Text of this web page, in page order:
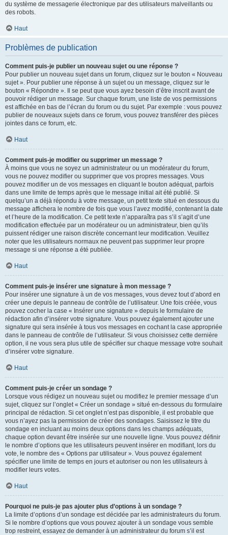
du système de messagerie électronique par des utilisateurs malveillants ou
des robots.
Haut
Problèmes de publication
Comment puis-je publier un nouveau sujet ou une réponse ?
Pour publier un nouveau sujet dans un forum, cliquez sur le bouton « Nouveau
sujet ». Pour publier une réponse à un sujet ou un message, cliquez sur le
bouton « Répondre ». Il se peut que vous ayez besoin d’être inscrit avant de
pouvoir rédiger un message. Sur chaque forum, une liste de vos permissions
est affichée en bas de l’écran du forum ou du sujet. Par exemple : vous pouvez
publier de nouveaux sujets dans ce forum, vous pouvez transférer des pièces
jointes dans ce forum, etc.
Haut
Comment puis-je modifier ou supprimer un message ?
À moins que vous ne soyez un administrateur ou un modérateur du forum,
vous ne pouvez modifier ou supprimer que vos propres messages. Vous
pouvez modifier un de vos messages en cliquant le bouton adéquat, parfois
dans une limite de temps après que le message initial ait été publié. Si
quelqu’un a déjà répondu à votre message, un petit texte situé en dessous du
message affichera le nombre de fois que vous l’avez modifié, contenant la date
et l’heure de la modification. Ce petit texte n’apparaîtra pas s’il s’agit d’une
modification effectuée par un modérateur ou un administrateur, bien qu’ils
puissent rédiger une raison discrète concernant leur modification. Veuillez
noter que les utilisateurs normaux ne peuvent pas supprimer leur propre
message si une réponse a été publiée.
Haut
Comment puis-je insérer une signature à mon message ?
Pour insérer une signature à un de vos messages, vous devez tout d’abord en
créer une depuis le panneau de contrôle de l’utilisateur. Une fois créée, vous
pouvez cocher la case « Insérer une signature » depuis le formulaire de
rédaction afin d’insérer votre signature. Vous pouvez également ajouter une
signature qui sera insérée à tous vos messages en cochant la case appropriée
dans le panneau de contrôle de l’utilisateur. Si vous choisissez cette dernière
option, il ne vous sera plus utile de spécifier sur chaque message votre souhait
d’insérer votre signature.
Haut
Comment puis-je créer un sondage ?
Lorsque vous rédigez un nouveau sujet ou modifiez le premier message d’un
sujet, cliquez sur l’onglet « Créer un sondage » situé en-dessous du formulaire
principal de rédaction. Si cet onglet n’est pas disponible, il est probable que
vous n’ayez pas la permission de créer des sondages. Saisissez le titre du
sondage en incluant au moins deux options dans les champs adéquats,
chaque option devant être insérée sur une nouvelle ligne. Vous pouvez définir
le nombre d’options que les utilisateurs peuvent insérer en modifiant, lors du
vote, le nombre des « Options par utilisateur ». Vous pouvez également
spécifier une limite de temps en jours et autoriser ou non les utilisateurs à
modifier leurs votes.
Haut
Pourquoi ne puis-je pas ajouter plus d’options à un sondage ?
La limite d’options d’un sondage est décidée par les administrateurs du forum.
Si le nombre d’options que vous pouvez ajouter à un sondage vous semble
trop restreint, essayez de demander à un administrateur du forum s’il est